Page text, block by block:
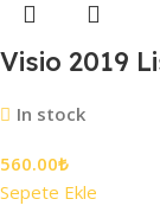
Visio 2019
In stock
560.00₺
Sepete Ekle